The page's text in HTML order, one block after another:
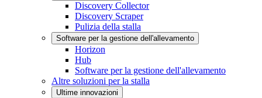
Discovery Collector
Discovery Scraper
Pulizia della stalla
Software per la gestione dell'allevamento
Horizon
Hub
Software per la gestione dell'allevamento
Altre soluzioni per la stalla
Ultime innovazioni